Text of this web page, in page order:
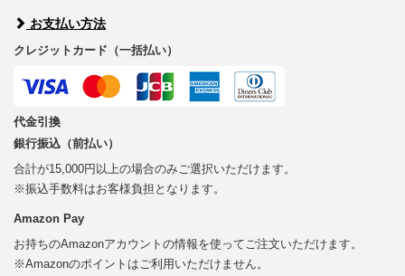
お支払い方法
クレジットカード（一括払い）
代金引換
銀行振込（前払い）
合計が15,000円以上の場合のみご選択いただけます。
※振込手数料はお客様負担となります。
Amazon Pay
お持ちのAmazonアカウントの情報を使ってご注文いただけます。
※Amazonのポイントはご利用いただけません。